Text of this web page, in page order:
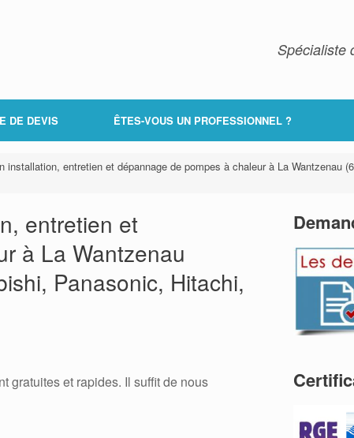
Spécialiste
DE DEVIS ÊTES-VOUS UN PROFESSIONNEL ?
installation, entretien et dépannage de pompes à chaleur à La Wantzenau
entretien et
à La Wantzenau
Panasonic, Hitachi,
gratuites et rapides. Il suffit de nous